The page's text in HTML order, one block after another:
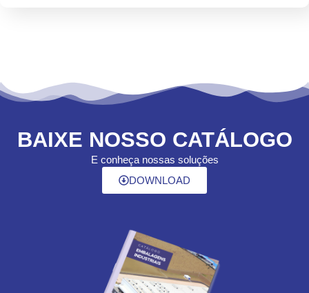
BAIXE NOSSO CATÁLOGO
E conheça nossas soluções
DOWNLOAD